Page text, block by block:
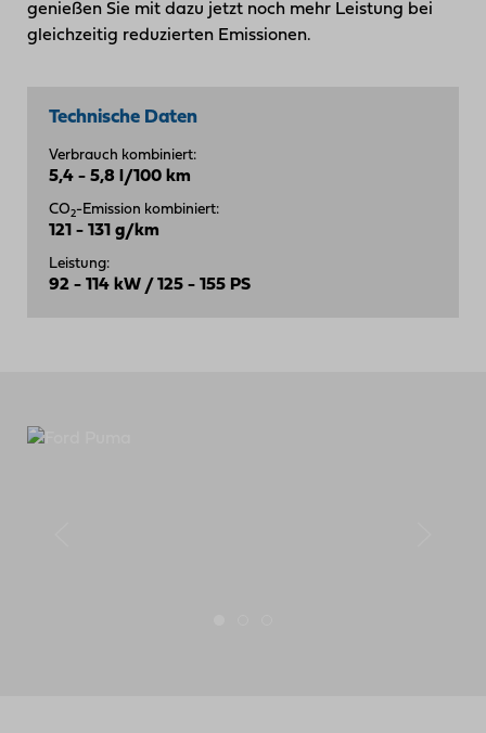
genießen Sie mit dazu jetzt noch mehr Leistung bei
gleichzeitig reduzierten Emissionen.
Technische Daten
Verbrauch kombiniert:
5,4 - 5,8 l/100 km
CO2-Emission kombiniert:
121 - 131 g/km
Leistung:
92 - 114 kW / 125 - 155 PS